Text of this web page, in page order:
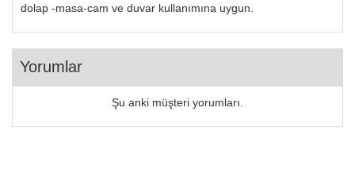
dolap -masa-cam ve duvar kullanımına uygun.
Yorumlar
Şu anki müşteri yorumları.